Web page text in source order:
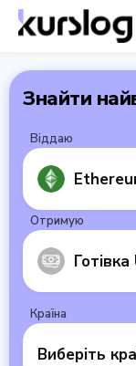
Знайти
Віддаю
Отримую
Країна
Виберіть